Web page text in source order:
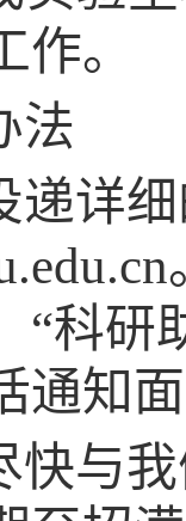
。
法
递详
“科研
通知
快与